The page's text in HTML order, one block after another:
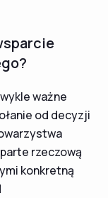
ważne
od decyzji
rzeczową
konkretną